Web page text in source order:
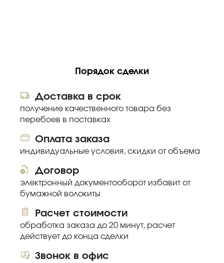
Порядок сделки
Доставка в срок
получение качественного товара без
перебоев в поставках
Оплата заказа
индивидуальные условия, скидки от объема
Договор
электронный документооборот избавит от
бумажной волокиты
Расчет стоимости
обработка заказа до 20 минут, расчет
действует до конца сделки
Звонок в офис